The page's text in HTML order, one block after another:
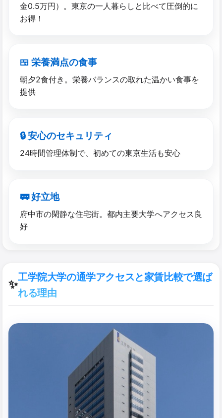
金0.5万円）。東京の一人暮らしと比べて圧倒的に
お得！
🍱 栄養満点の​食事
朝夕2食付き。栄養バランスの取れた温かい食事を
提供
🔒 安心の​セキュリティ
24時間管理体制で、初めての東京生活も安心
🚃 好立地
府中市の閑静な住宅街。都内主要大学へアクセス良
好
✨
工学院大学の通学アクセスと家賃比較で選ば
れる理由